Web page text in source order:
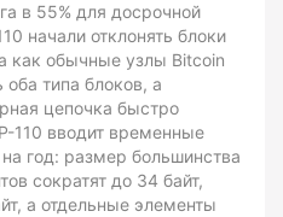
в 55% для досрочной
начали отклонять блоки
как обычные узлы Bitcoin
типа блоков, а
цепочка быстро
110 вводит временные
год: размер большинства
сократят до 34 байт,
а отдельные элементы